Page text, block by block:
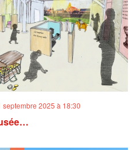
septembre 2025 à 18:30